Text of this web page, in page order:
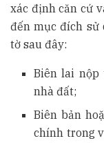
xác định căn cứ
đến mục đích sử
tờ sau đây:
Biên lai nộp
nhà đất;
Biên bản
chính trong